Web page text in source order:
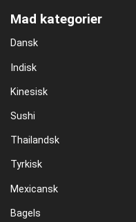
Mad kategorier
Dansk
Indisk
Kinesisk
Sushi
Thailandsk
Tyrkisk
Mexicansk
Bagels